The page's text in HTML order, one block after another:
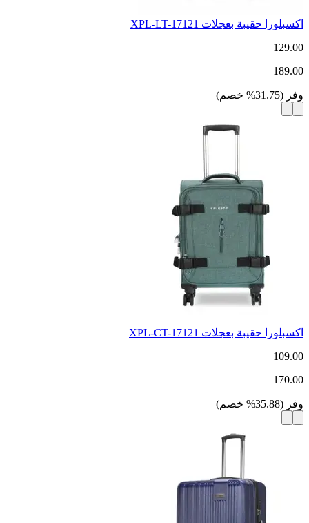
اكسبلورا حقيبة بعجلات XPL-LT-17121
129.00
189.00
وفر (
31.75
% خصم)
اكسبلورا حقيبة بعجلات XPL-CT-17121
109.00
170.00
وفر (
35.88
% خصم)